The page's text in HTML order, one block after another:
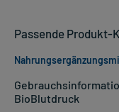
BioBlutdruck
Passende Produkt-